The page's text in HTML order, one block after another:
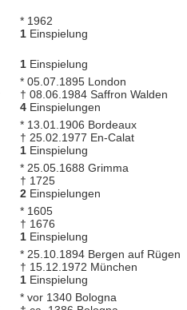
* 1962
1Einspielung
1Einspielung
* 05.07.1895 London
† 08.06.1984 Saffron Walden
4Einspielungen
* 13.01.1906 Bordeaux
† 25.02.1977 En-Calat
1Einspielung
* 25.05.1688 Grimma
† 1725
2Einspielungen
* 1605
† 1676
1Einspielung
* 25.10.1894 Bergen auf Rügen
† 15.12.1972 München
1Einspielung
* vor 1340 Bologna